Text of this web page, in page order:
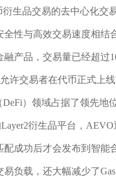
生品交易的去中心化交
性与高效交易速度相
融产品，交易量已经超
允许交易者在代币正式
）领域占据了领先地
衍生品平台，
成功后才会发布到智能
负载，还大幅减少了